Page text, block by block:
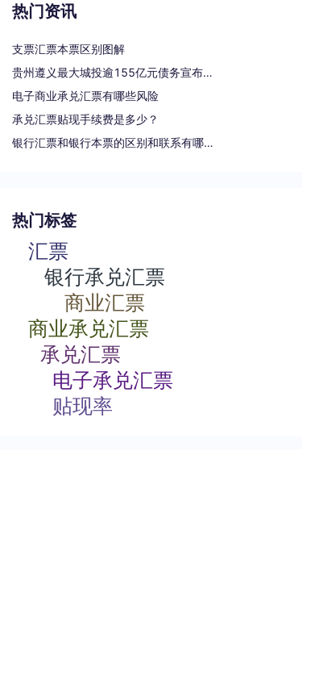
热门资讯
支票汇票本票区别图解
贵州遵义最大城投逾155亿元债务宣布重组
电子商业承兑汇票有哪些风险
承兑汇票贴现手续费是多少？
银行汇票和银行本票的区别和联系有哪些（一文读懂支票、本票和汇票的区别）
热门标签
汇票
银行承兑汇票
商业汇票
商业承兑汇票
承兑汇票
电子承兑汇票
贴现率